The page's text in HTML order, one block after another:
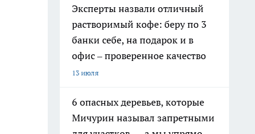
Эксперты назвали отличный
растворимый кофе: беру по 3
банки себе, на подарок и в
офис – проверенное качество
13 июля
6 опасных деревьев, которые
Мичурин называл запретными